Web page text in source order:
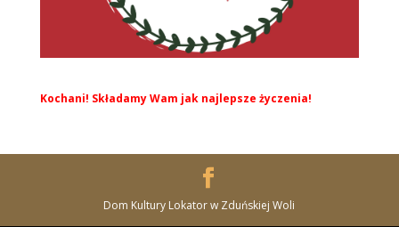
Kochani! Składamy Wam jak najlepsze życzenia!
Dom Kultury Lokator w Zduńskiej Woli